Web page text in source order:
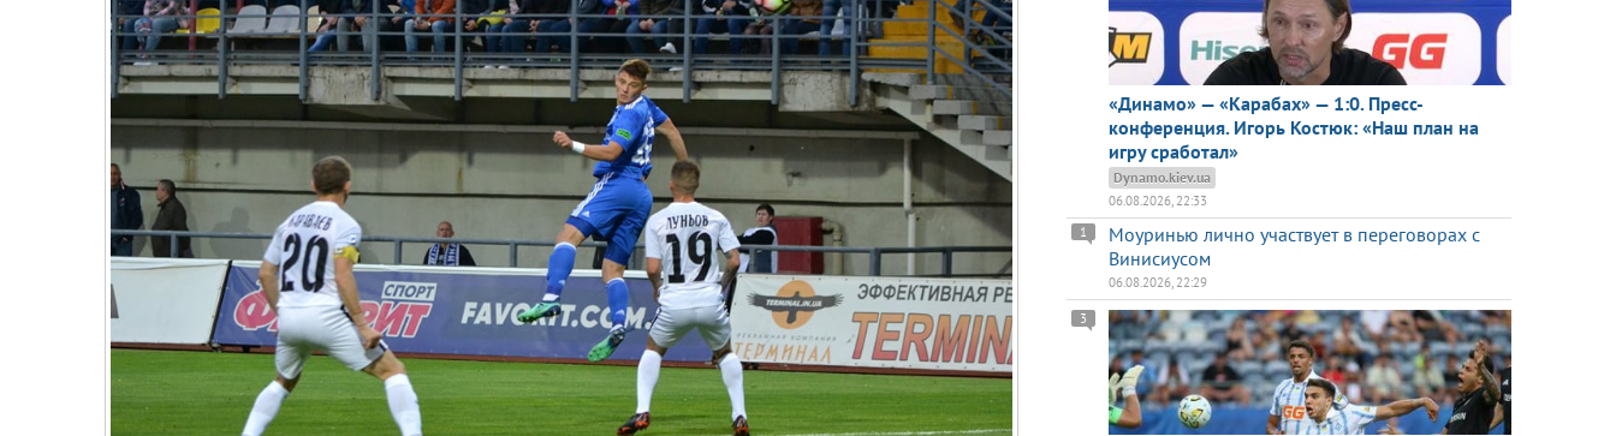
«Динамо» — «Карабах» — 1:0. Пресс-
конференция. Игорь Костюк: «Наш план на
игру сработал»
Dynamo.kiev.ua
06.08.2026, 22:33
Моуринью лично участвует в переговорах с
Винисиусом
1
06.08.2026, 22:29
3